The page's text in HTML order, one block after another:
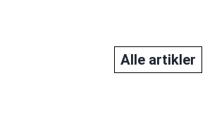
Alle artikler